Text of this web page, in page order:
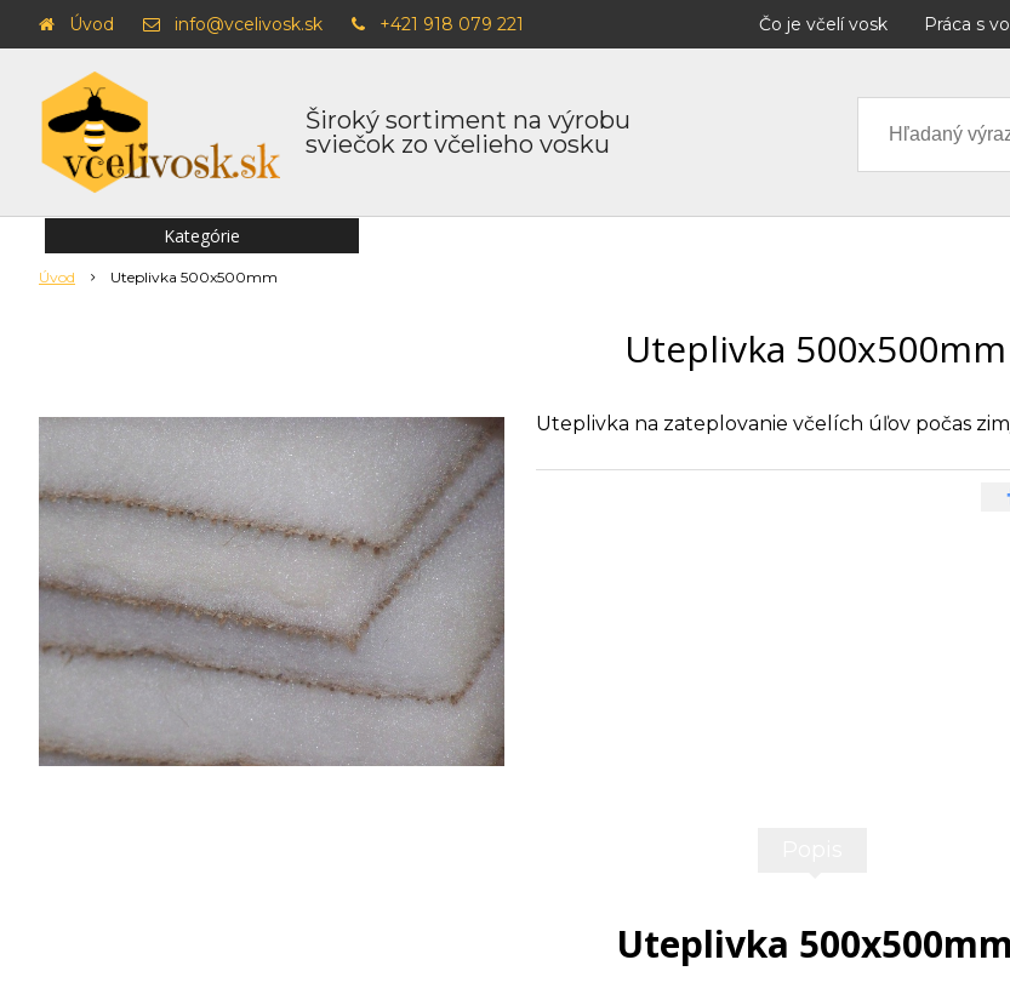
Široký sortiment na výrobu
sviečok zo včelieho vosku
Úvod info@vcelivosk.sk +421 918 079 221 Čo je včelí vosk Práca s
Úvod Uteplivka 500x500mm
Uteplivka 500x500mm
Uteplivka na zateplovanie včelích úľov počas
Uteplivka 500x500mm
Kategórie